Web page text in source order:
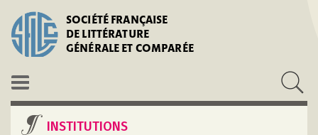
SOCIÉTÉ FRANÇAISE
DE LITTÉRATURE
GÉNÉRALE ET COMPARÉE
INSTITUTIONS